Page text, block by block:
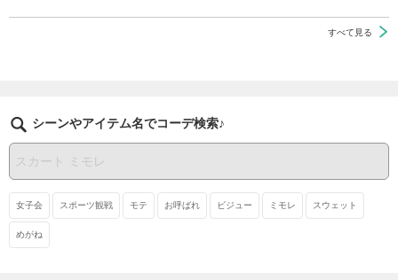
すべて見る
シーンやアイテム名でコーデ検索♪
女子会 スポーツ観戦 モテ お呼ばれ ビジュー ミモレ スウェット
めがね